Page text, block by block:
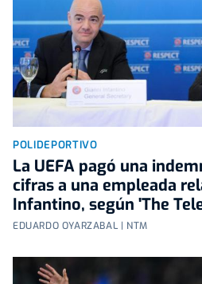
POLIDEPORTIVO
La UEFA pagó una
cifras a una empleada
Infantino, según 'The
EDUARDO OYARZABAL | NTM